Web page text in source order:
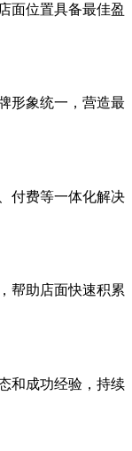
面位置具备最佳盈
形象统一，营造最
付费等一体化解决
帮助店面快速积累
和成功经验，持续